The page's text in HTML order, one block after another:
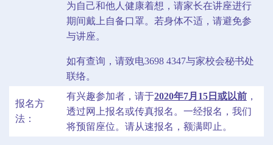
为自己和他人健康着想，请家长在讲座进行
期间戴上自备口罩。若身体不适，请避免参
与讲座。
如有查询，请致电3698 4347与家校会秘书处
联络。
报名方
法：
有兴趣参加者，请于2020年7月15日或以前 ，
透过网上报名或传真报名。一经报名，我们
将预留座位。请从速报名，额满即止。